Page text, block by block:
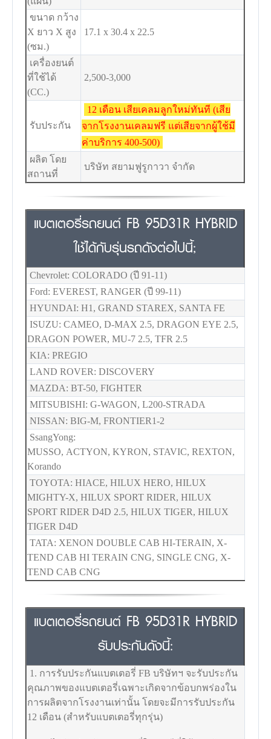
ขนาด กว้าง
X ยาว X สูง
(ซม.)
17.1 x 30.4 x 22.5
เครื่องยนต์
ที่ใช้ได้
(CC.)
2,500-3,000
รับประกัน
12 เดือน เสียเคลมลูกใหม่ทันที (เสีย
จากโรงงานเคลมฟรี แต่เสียจากผู้ใช้มี
ค่าบริการ 400-500)
ผลิต โดย
สถานที่
บริษัท สยามฟูรูกาวา จำกัด
แบตเตอรี่รถยนต์ FB 95D31R HYBRID
ใช้ได้กับรุ่นรถดังต่อไปนี้;
Chevrolet: COLORADO (ปี 91-11)
Ford: EVEREST, RANGER (ปี 99-11)
HYUNDAI: H1, GRAND STAREX, SANTA FE
ISUZU: CAMEO, D-MAX 2.5, DRAGON EYE 2.5,
DRAGON POWER, MU-7 2.5, TFR 2.5
KIA: PREGIO
LAND ROVER: DISCOVERY
MAZDA: BT-50, FIGHTER
MITSUBISHI: G-WAGON, L200-STRADA
NISSAN: BIG-M, FRONTIER1-2
SsangYong:
MUSSO, ACTYON, KYRON, STAVIC, REXTON,
Korando
TOYOTA: HIACE, HILUX HERO, HILUX
MIGHTY-X, HILUX SPORT RIDER, HILUX
SPORT RIDER D4D 2.5, HILUX TIGER, HILUX
TIGER D4D
TATA: XENON DOUBLE CAB HI-TERAIN, X-
TEND CAB HI TERAIN CNG, SINGLE CNG, X-
TEND CAB CNG
แบตเตอรี่รถยนต์ FB 95D31R HYBRID
รับประกันดังนี้:
1. การรับประกันแบตเตอรี่ FB บริษัทฯ จะรับประกัน
คุณภาพของแบตเตอรี่เฉพาะเกิดจากข้อบกพร่องใน
การผลิตจากโรงงานเท่านั้น โดยจะมีการรับประกัน
12 เดือน (สำหรับแบตเตอรี่ทุกรุ่น)